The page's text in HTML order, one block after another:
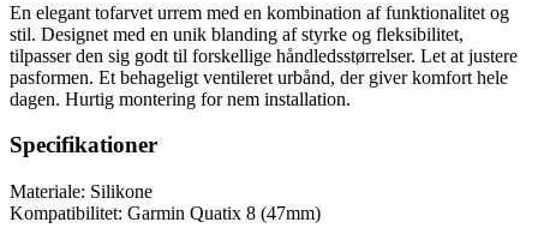
En elegant tofarvet urrem med en kombination af funktionalitet og
stil. Designet med en unik blanding af styrke og fleksibilitet,
tilpasser den sig godt til forskellige håndledsstørrelser. Let at justere
pasformen. Et behageligt ventileret urbånd, der giver komfort hele
dagen. Hurtig montering for nem installation.
Specifikationer
Materiale: Silikone
Kompatibilitet: Garmin Quatix 8 (47mm)